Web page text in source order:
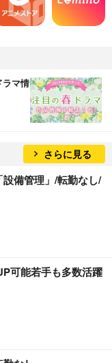
ラマ情
さらに見る
備管理」/転勤なし/
可能若手も多数活躍